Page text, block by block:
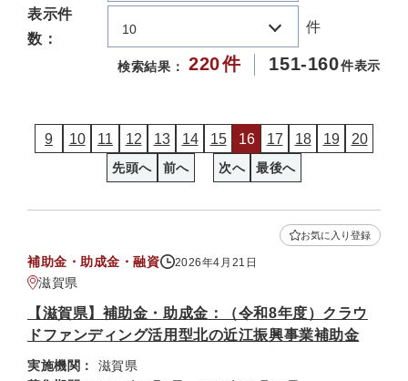
表示件
数：
10 件
検索結果： 220件 151-160件表示
先頭へ 前へ
9 10 11 12 13 14 15 16 17 18 19 20
次へ 最後へ
補助金・助成金・融資 2026年4月21日
滋賀県
お気に入り登録
【滋賀県】補助金・助成金：（令和8年度）クラウ
ドファンディング活用型北の近江振興事業補助金
実施機関：
滋賀県